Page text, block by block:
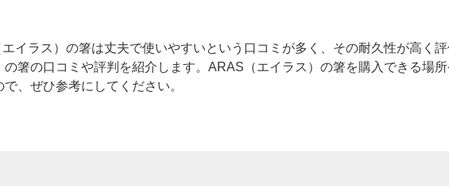
イラス）の箸は丈夫で使いやすいという口コミが多く、その耐久性が高く
の箸の口コミや評判を紹介します。ARAS（エイラス）の箸を購入できる場
で、ぜひ参考にしてください。